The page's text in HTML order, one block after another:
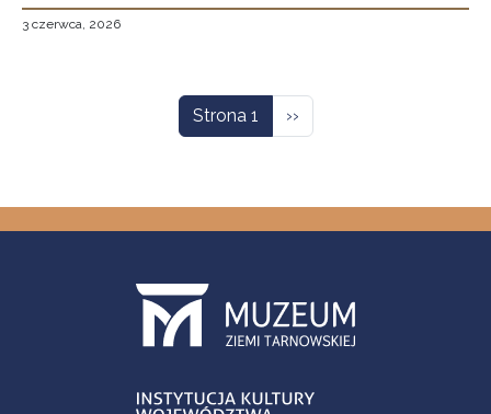
3 czerwca, 2026
Strona 1 Następna strona
››